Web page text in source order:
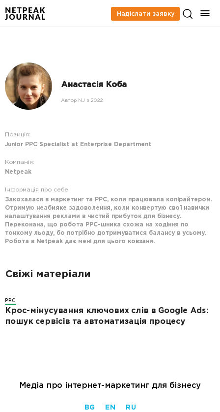
Надіслати заявку
Анастасія Коба
Автор NJ з 2022
Позиція:
Junior PPC Specialist at Enterprise Department
Компанія:
Netpeak
Інформація про себе
Закохалася в маркетинг та PPC, коли працювала копірайтером.
Отримую неабияке задоволення, коли конвертую свої навички
налаштування реклами в чистий прибуток для бізнесу.
Переконана, що робота РРС-шника схожа на ходіння по
тонкому льоду, бо потрібно дотримуватися балансу в усьому.
Робота в Netpeak дає мені для цього ковзани.
Свіжі матеріали
PPC
Крос-мінусування ключових слів в Google Ads:
пошук сервісів та автоматизація процесу
Медіа про інтернет-маркетинг для бізнесу
BG EN RU